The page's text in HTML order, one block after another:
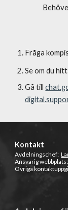
Fråga
Se om du
Gå till
Kontakt
Avdelningschef:
Ansvarig
Övriga